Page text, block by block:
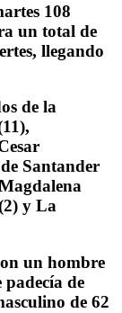
108
un total de
llegando
de la
Santander
y La
un hombre
padecía de
de 62